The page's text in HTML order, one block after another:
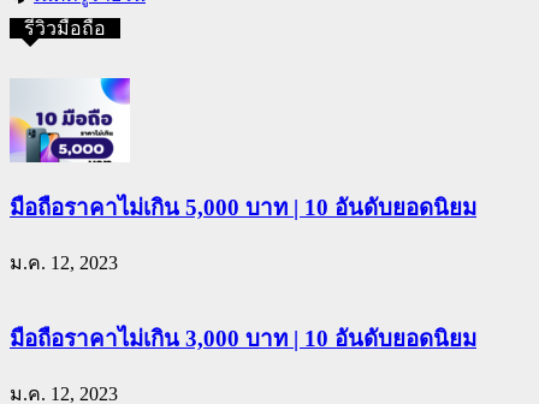
รีวิวมือถือ
มือถือราคาไม่เกิน 5,000 บาท | 10 อันดับยอดนิยม
ม.ค. 12, 2023
มือถือราคาไม่เกิน 3,000 บาท | 10 อันดับยอดนิยม
ม.ค. 12, 2023